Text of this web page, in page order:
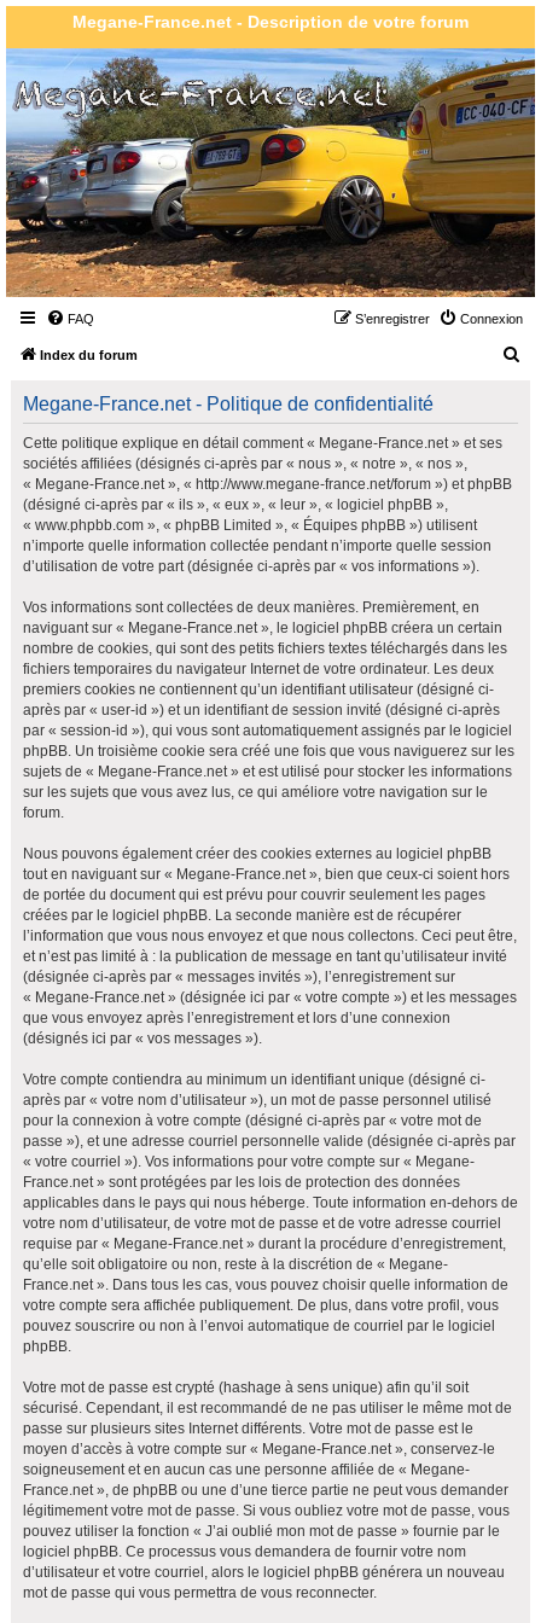
Megane-France.net - Description de votre forum
FAQ Connexion
S’enregistrer
Index du forum
Megane-France.net - Politique de confidentialité
Cette politique explique en détail comment « Megane-France.net » et ses
sociétés affiliées (désignés ci-après par « nous », « notre », « nos »,
« Megane-France.net », « http://www.megane-france.net/forum ») et phpBB
(désigné ci-après par « ils », « eux », « leur », « logiciel phpBB »,
« www.phpbb.com », « phpBB Limited », « Équipes phpBB ») utilisent
n’importe quelle information collectée pendant n’importe quelle session
d’utilisation de votre part (désignée ci-après par « vos informations »).
Vos informations sont collectées de deux manières. Premièrement, en
naviguant sur « Megane-France.net », le logiciel phpBB créera un certain
nombre de cookies, qui sont des petits fichiers textes téléchargés dans les
fichiers temporaires du navigateur Internet de votre ordinateur. Les deux
premiers cookies ne contiennent qu’un identifiant utilisateur (désigné ci-
après par « user-id ») et un identifiant de session invité (désigné ci-après
par « session-id »), qui vous sont automatiquement assignés par le logiciel
phpBB. Un troisième cookie sera créé une fois que vous naviguerez sur les
sujets de « Megane-France.net » et est utilisé pour stocker les informations
sur les sujets que vous avez lus, ce qui améliore votre navigation sur le
forum.
Nous pouvons également créer des cookies externes au logiciel phpBB
tout en naviguant sur « Megane-France.net », bien que ceux-ci soient hors
de portée du document qui est prévu pour couvrir seulement les pages
créées par le logiciel phpBB. La seconde manière est de récupérer
l’information que vous nous envoyez et que nous collectons. Ceci peut être,
et n’est pas limité à : la publication de message en tant qu’utilisateur invité
(désignée ci-après par « messages invités »), l’enregistrement sur
« Megane-France.net » (désignée ici par « votre compte ») et les messages
que vous envoyez après l’enregistrement et lors d’une connexion
(désignés ici par « vos messages »).
Votre compte contiendra au minimum un identifiant unique (désigné ci-
après par « votre nom d’utilisateur »), un mot de passe personnel utilisé
pour la connexion à votre compte (désigné ci-après par « votre mot de
passe »), et une adresse courriel personnelle valide (désignée ci-après par
« votre courriel »). Vos informations pour votre compte sur « Megane-
France.net » sont protégées par les lois de protection des données
applicables dans le pays qui nous héberge. Toute information en-dehors de
votre nom d’utilisateur, de votre mot de passe et de votre adresse courriel
requise par « Megane-France.net » durant la procédure d’enregistrement,
qu’elle soit obligatoire ou non, reste à la discrétion de « Megane-
France.net ». Dans tous les cas, vous pouvez choisir quelle information de
votre compte sera affichée publiquement. De plus, dans votre profil, vous
pouvez souscrire ou non à l’envoi automatique de courriel par le logiciel
phpBB.
Votre mot de passe est crypté (hashage à sens unique) afin qu’il soit
sécurisé. Cependant, il est recommandé de ne pas utiliser le même mot de
passe sur plusieurs sites Internet différents. Votre mot de passe est le
moyen d’accès à votre compte sur « Megane-France.net », conservez-le
soigneusement et en aucun cas une personne affiliée de « Megane-
France.net », de phpBB ou une d’une tierce partie ne peut vous demander
légitimement votre mot de passe. Si vous oubliez votre mot de passe, vous
pouvez utiliser la fonction « J’ai oublié mon mot de passe » fournie par le
logiciel phpBB. Ce processus vous demandera de fournir votre nom
d’utilisateur et votre courriel, alors le logiciel phpBB générera un nouveau
mot de passe qui vous permettra de vous reconnecter.